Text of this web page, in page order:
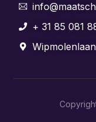
+ 31 85 081